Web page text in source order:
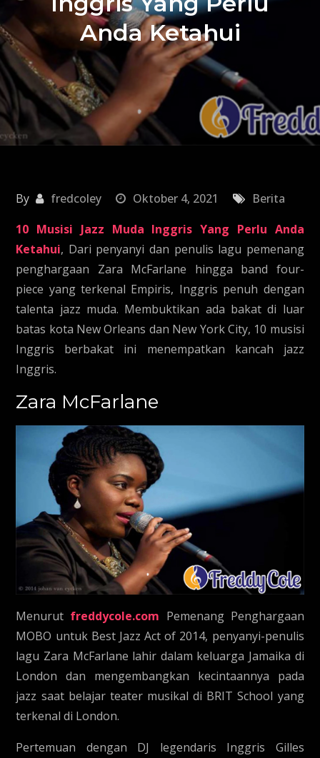
Anda Ketahui
By fredcoley Oktober 4, 2021
Berita
10 Musisi Jazz Muda Inggris Yang Perlu Anda
Ketahui, Dari penyanyi dan penulis lagu pemenang
penghargaan Zara McFarlane hingga band four-
piece yang terkenal Empiris, Inggris penuh dengan
talenta jazz muda. Membuktikan ada bakat di luar
batas kota New Orleans dan New York City, 10 musisi
Inggris berbakat ini menempatkan kancah jazz
Inggris.
Zara McFarlane
Menurut freddycole.com Pemenang Penghargaan
MOBO untuk Best Jazz Act of 2014, penyanyi-penulis
lagu Zara McFarlane lahir dalam keluarga Jamaika di
London dan mengembangkan kecintaannya pada
jazz saat belajar teater musikal di BRIT School yang
terkenal di London.
Pertemuan dengan DJ legendaris Inggris Gilles